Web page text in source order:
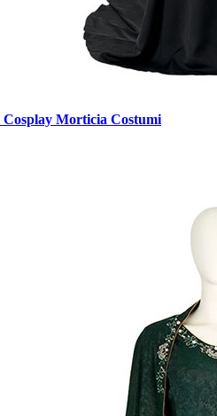
Morticia Costumi